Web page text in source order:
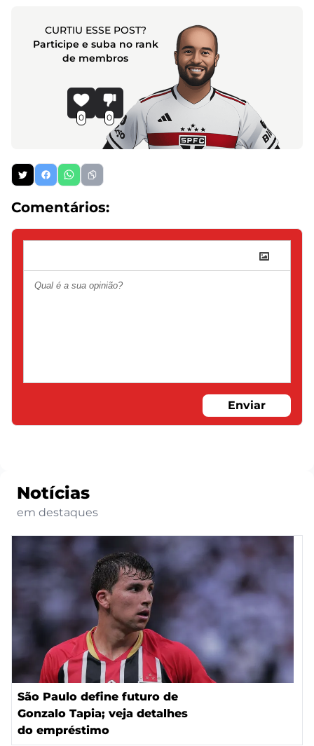
CURTIU ESSE POST?
Participe e suba no rank
de membros
0 0
Comentários:
Enviar
Notícias
em destaques
São Paulo define futuro de
Gonzalo Tapia; veja detalhes
do empréstimo